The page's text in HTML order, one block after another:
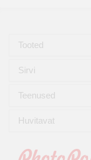
Tooted
Sirvi
Teenused
Huvitavat